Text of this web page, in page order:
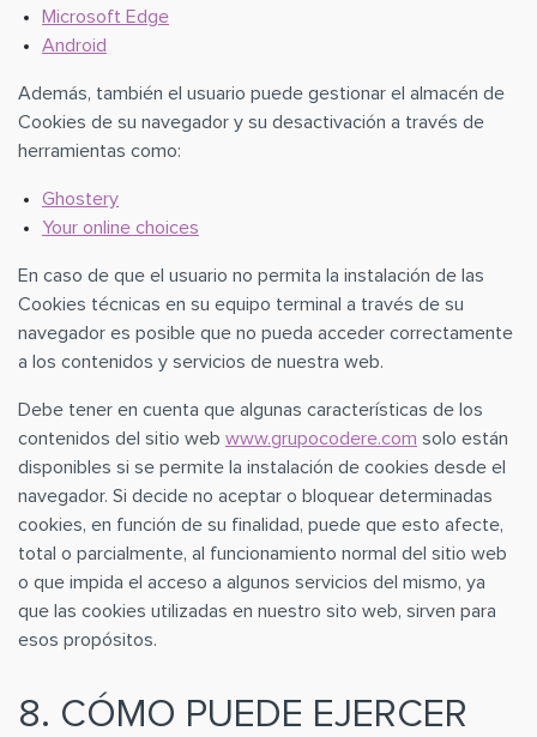
Microsoft Edge
Android
Además, también el usuario puede gestionar el almacén de
Cookies de su navegador y su desactivación a través de
herramientas como:
Ghostery
Your online choices
En caso de que el usuario no permita la instalación de las
Cookies técnicas en su equipo terminal a través de su
navegador es posible que no pueda acceder correctamente
a los contenidos y servicios de nuestra web.
Debe tener en cuenta que algunas características de los
contenidos del sitio web www.grupocodere.com solo están
disponibles si se permite la instalación de cookies desde el
navegador. Si decide no aceptar o bloquear determinadas
cookies, en función de su finalidad, puede que esto afecte,
total o parcialmente, al funcionamiento normal del sitio web
o que impida el acceso a algunos servicios del mismo, ya
que las cookies utilizadas en nuestro sito web, sirven para
esos propósitos.
8. CÓMO PUEDE EJERCER